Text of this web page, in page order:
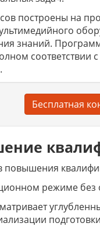
построены на
знаний.
соответствии
Бесплатная
повышения
режиме